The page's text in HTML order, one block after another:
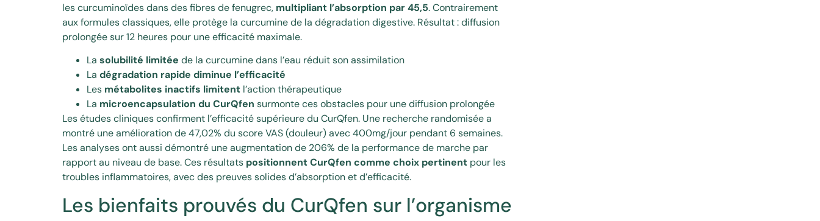
les curcuminoïdes dans des fibres de fenugrec, multipliant l’absorption par 45,5. Contrairement
aux formules classiques, elle protège la curcumine de la dégradation digestive. Résultat : diffusion
prolongée sur 12 heures pour une efficacité maximale.
La solubilité limitée de la curcumine dans l’eau réduit son assimilation
La dégradation rapide diminue l’efficacité
Les métabolites inactifs limitent l’action thérapeutique
La microencapsulation du CurQfen surmonte ces obstacles pour une diffusion prolongée
Les études cliniques confirment l’efficacité supérieure du CurQfen. Une recherche randomisée a
montré une amélioration de 47,02% du score VAS (douleur) avec 400mg/jour pendant 6 semaines.
Les analyses ont aussi démontré une augmentation de 206% de la performance de marche par
rapport au niveau de base. Ces résultats positionnent CurQfen comme choix pertinent pour les
troubles inflammatoires, avec des preuves solides d’absorption et d’efficacité.
Les bienfaits prouvés du CurQfen sur l’organisme